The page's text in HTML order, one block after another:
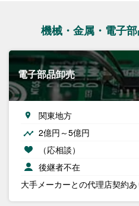
機械・金属・電子
電子部品卸売
関東地方
2億円～5億円
（応相談）
後継者不在
大手メーカーとの代理店契約あ